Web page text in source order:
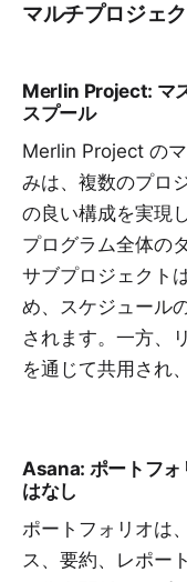
マルチプロジェ
Merlin Project: マ
スプール
Merlin Project の
みは、複数のプロ
の良い構成を実現
プログラム全体の
サブプロジェクト
め、スケジュール
されます。一方、
を通じて共用され
Asana: ポートフォ
はなし
ポートフォリオは
ス、要約、レポー